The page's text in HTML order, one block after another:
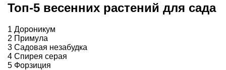
Топ-5 весенних растений для сада
1 Дороникум
2 Примула
3 Садовая незабудка
4 Спирея серая
5 Форзиция